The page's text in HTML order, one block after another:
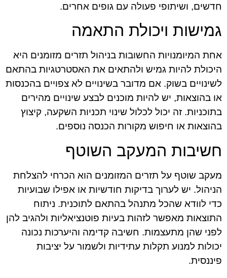
חדשים, ושיתופי פעולה עם גופים אחרים.
גמישות ויכולת התאמה
אחת המיומנויות החשובות בניהול תזרים מזומנים היא
היכולת להיות גמיש ולהתאים את האסטרטגיות בהתאם
לשינויים בשוק. אם מדובר בשינויים לא צפויים בהכנסות
או בהוצאות, יש להיות מוכנים לבצע שינויים מהירים
בתוכניות. זה יכול לכלול שינוי תכניות השקעה, קיצוץ
בהוצאות או חיפוש מקורות הכנסה נוספים.
חשיבות המעקב השוטף
מעקב שוטף על תזרים המזומנים הוא הכרחי להצלחת
הניהול. יש לערוך בדיקות חודשיות או אפילו שבועיות
כדי לוודא שהכל מתנהל בהתאם לתוכנית. ניתוח
התוצאות מאפשר לזהות בעיות פוטנציאליות ולהגיב להן
לפני שהן מתעצמות. חשיבה קדימה והיערכות נכונה
יכולות למנוע תקלות עתידיות ולשמור על יציבות
פיננסית.